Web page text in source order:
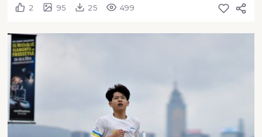
2 95 25 499